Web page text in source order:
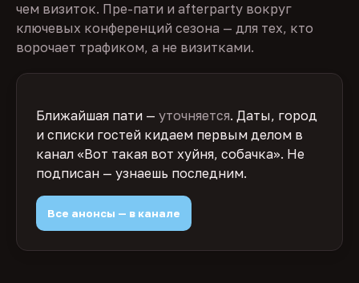
чем визиток. Пре-пати и afterparty вокруг
ключевых конференций сезона — для тех, кто
ворочает трафиком, а не визитками.
Ближайшая пати — уточняется. Даты, город
и списки гостей кидаем первым делом в
канал «Вот такая вот хуйня, собачка». Не
подписан — узнаешь последним.
Все анонсы — в канале